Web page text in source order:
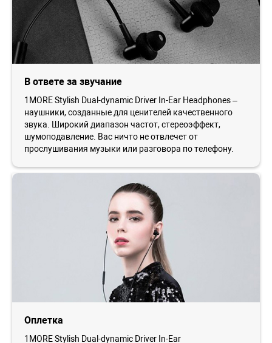
В ответе за звучание
1MORE Stylish Dual-dynamic Driver In-Ear Headphones –
наушники, созданные для ценителей качественного
звука. Широкий диапазон частот, стереоэффект,
шумоподавление. Вас ничто не отвлечет от
прослушивания музыки или разговора по телефону.
Оплетка
1MORE Stylish Dual-dynamic Driver In-Ear